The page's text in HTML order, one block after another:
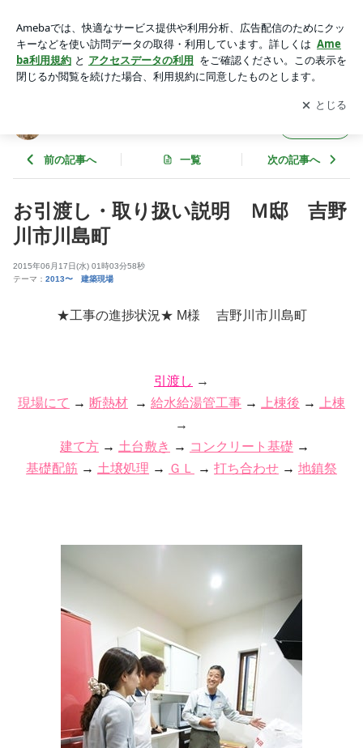
を建てるならサーロジック
アプリをダウンロードして ブログの更新通知
を受け取りまし
ょう。
開く
前の記事へ 一覧 次の記事へ
お引渡し・取り扱い説明 Ｍ邸 吉野
川市川島町
2015年06月17日(水) 01時03分58秒
テーマ： 2013〜 建築現場
★工事の進捗状況★ M様 吉野川市川島町
引渡し →
現場にて → 断熱材 → 給水給湯管工事 → 上棟後 →
上棟
→
建て方 → 土台敷き → コンクリート基礎 →
基礎配筋 → 土壌処理 → ＧＬ → 打ち合わせ → 地鎮祭